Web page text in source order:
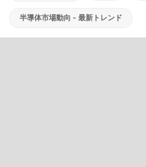
半導体市場動向 - 最新トレンド